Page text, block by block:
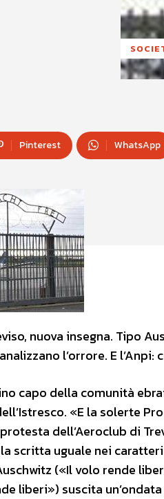
Pinterest WhatsApp
nuova insegna. Tipo
l’orrore. E l’Anpi:
capo della comunità
«E la solerte
dell’Aeroclub di
scritta uguale nei
(«Il volo rende
liberi») suscita